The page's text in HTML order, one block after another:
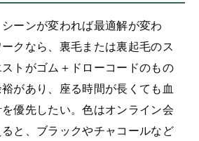
ーンが変われば最適解が変わ
クなら、裏毛または裏起毛のス
トがゴム＋ドローコードのもの
があり、座る時間が長くても血
優先したい。色はオンライン会
と、ブラックやチャコールなど